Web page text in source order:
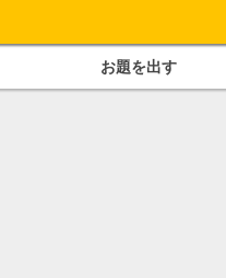
お題を出す